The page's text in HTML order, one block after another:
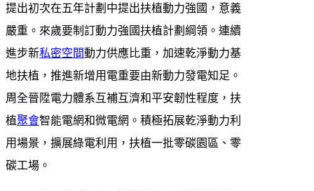
提出初次在五年計劃中提出扶植動力強國，意義
嚴重。來歲要制訂動力強國扶植計劃綱領。連續
進步新私密空間動力供應比重，加速乾淨動力基
地扶植，推進新增用電重要由新動力發電知足。
周全晉陞電力體系互補互濟和平安韌性程度，扶
植聚會智能電網和微電網。積極拓展乾淨動力利
用場景，擴展綠電利用，扶植一批零碳園區、零
碳工場。